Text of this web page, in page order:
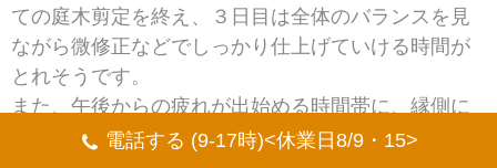
ての庭木剪定を終え、３日目は全体のバランスを見
ながら微修正などでしっかり仕上げていける時間が
とれそうです。
また、午後からの疲れが出始める時間帯に、縁側に
おしぼりや飲み物、お菓子などをご用意くださり、
電話する (9-17時)<休業日8/9・15>